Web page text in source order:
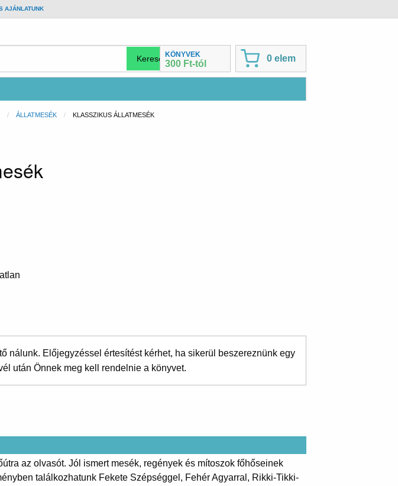
AJÁNLATUNK
KÖNYVEK
300 Ft-tól
0 elem
ÁLLATMESÉK CURRENT:
KLASSZIKUS ÁLLATMESÉK
nálunk. Előjegyzéssel értesítést kérhet, ha sikerül beszereznünk egy
után Önnek meg kell rendelnie a könyvet.
az olvasót. Jól ismert mesék, regények és mítoszok főhőseinek
találkozhatunk Fekete Szépséggel, Fehér Agyarral, Rikki-Tikki-